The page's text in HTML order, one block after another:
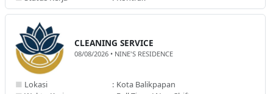
CLEANING SERVICE
08/08/2026 • NINE'S RESIDENCE
■ Lokasi : Kota Balikpapan